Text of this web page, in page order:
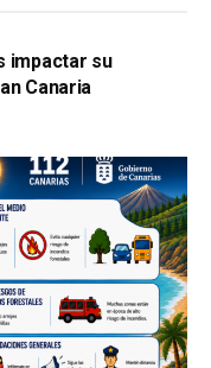
impactar su
Canaria